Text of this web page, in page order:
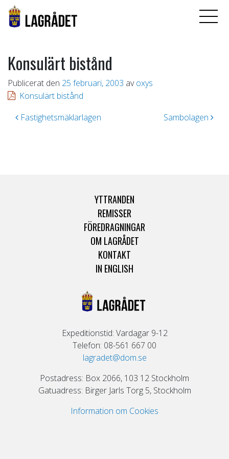
Konsulärt bistånd
Publicerat den 25 februari, 2003 av oxys
Konsulärt bistånd
Inläggsnavigering
Fastighetsmäklarlagen Sambolagen
YTTRANDEN
REMISSER
FÖREDRAGNINGAR
OM LAGRÅDET
KONTAKT
IN ENGLISH
Expeditionstid: Vardagar 9-12
Telefon: 08-561 667 00
lagradet@dom.se
Postadress: Box 2066, 103 12 Stockholm
Gatuadress: Birger Jarls Torg 5, Stockholm
Information om Cookies